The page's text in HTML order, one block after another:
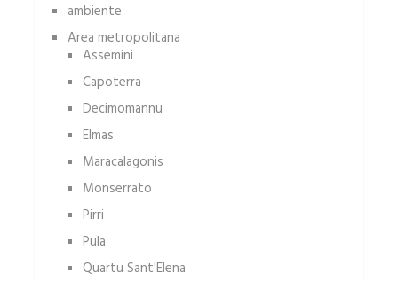
ambiente
Area metropolitana
Assemini
Capoterra
Decimomannu
Elmas
Maracalagonis
Monserrato
Pirri
Pula
Quartu Sant'Elena